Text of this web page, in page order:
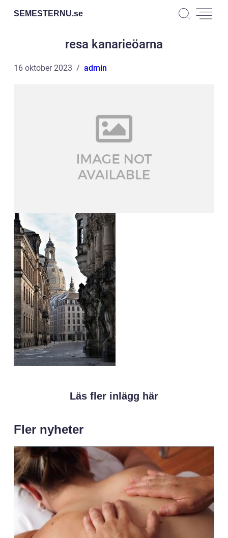
SEMESTERNU.se
resa kanarieöarna
16 oktober 2023 admin
Läs fler inlägg här
Fler nyheter